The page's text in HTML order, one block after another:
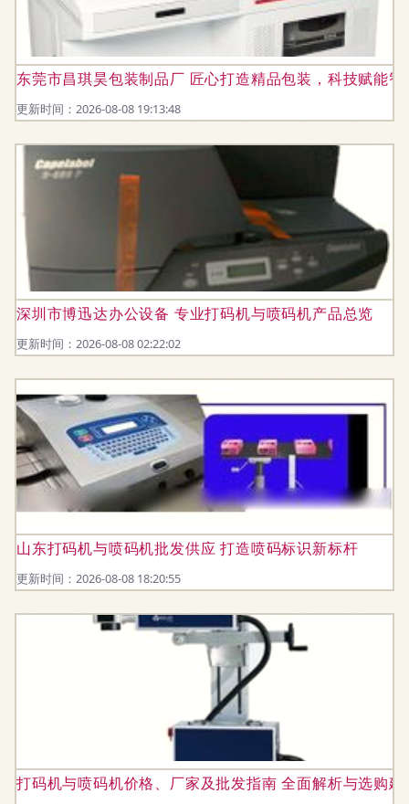
东莞市昌琪昊包装制品厂 匠心打造精品包装，科技赋能智
更新时间：2026-08-08 19:13:48
深圳市博迅达办公设备 专业打码机与喷码机产品总览
更新时间：2026-08-08 02:22:02
山东打码机与喷码机批发供应 打造喷码标识新标杆
更新时间：2026-08-08 18:20:55
打码机与喷码机价格、厂家及批发指南 全面解析与选购建